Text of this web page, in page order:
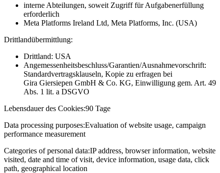
interne Abteilungen, soweit Zugriff für Aufgabenerfüllung
erforderlich
Meta Platforms Ireland Ltd, Meta Platforms, Inc. (USA)
Drittlandübermittlung:
Drittland: USA
Angemessenheitsbeschluss/Garantien/Ausnahmevorschrift:
Standardvertragsklauseln, Kopie zu erfragen bei
Gira Giersiepen GmbH & Co. KG, Einwilligung gem. Art. 49
Abs. 1 lit. a DSGVO
Lebensdauer des Cookies:90 Tage
Data processing purposes:Evaluation of website usage, campaign
performance measurement
Categories of personal data:IP address, browser information, website
visited, date and time of visit, device information, usage data, click
path, geographical location